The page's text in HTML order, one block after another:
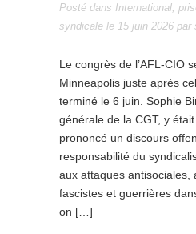
Posté dans International,
syndicale le 15 juin 2026 par
Le congrès de l’AFL-CIO
Minneapolis juste après
terminé le 6 juin. Sophie
générale de la CGT, y
prononcé un discours
responsabilité du
aux attaques antisociales,
fascistes et guerrières
on […]